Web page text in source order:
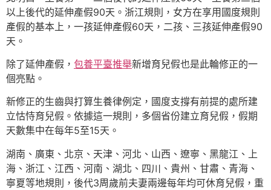
以上後代的延伸產假90天。浙江規則，女方在享用國度規則
產假的基本上，一孩延伸產假60天，二孩、三孩延伸產假90
天。
除了延伸產假， 包養平臺推舉新增育兒假也是此輪修正的一
個亮點。
新修正的生齒與打算生養律例定，國度支撐有前提的處所建
立怙恃育兒假。依據這一規則，多個省份建立育兒假，假期
天數集中在每年5至15天。
湖南、廣東、北京、天津、河北、山西、遼寧、黑龍江、上
海、浙江、江西、河南、湖北、四川、貴州、甘肅、青海、
寧夏等地規則，後代3周歲前夫妻兩邊每年均可休育兒假，重